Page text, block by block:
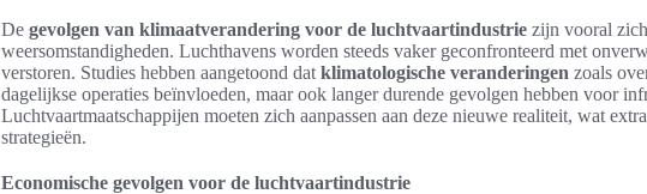
De gevolgen van klimaatverandering voor de luchtvaartindustrie zijn vooral
weersomstandigheden. Luchthavens worden steeds vaker geconfronteerd met
verstoren. Studies hebben aangetoond dat klimatologische veranderingen zoals
dagelijkse operaties beïnvloeden, maar ook langer durende gevolgen hebben voor
Luchtvaartmaatschappijen moeten zich aanpassen aan deze nieuwe realiteit, wat
strategieën.
Economische gevolgen voor de luchtvaartindustrie